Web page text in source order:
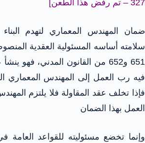
327 – تم رفض هذا الطعن]
ضمان المهندس المعماري لتهدم
سلامته أساسه المسئولية العقدية
651 و652 من القانون المدني، فهو
فيه رب العمل إلى المهندس المعماري
فإذا تخلف عقد المقاولة فلا يلتزم
العمل بهذا الضمان
وإنما تخضع مسئوليته للقواعد العامة